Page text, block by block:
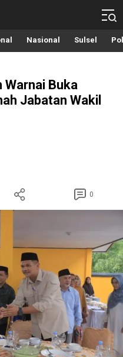
Jalurinfo.com
Nasional Sulsel
Warnai Buka
Jabatan Wakil
0